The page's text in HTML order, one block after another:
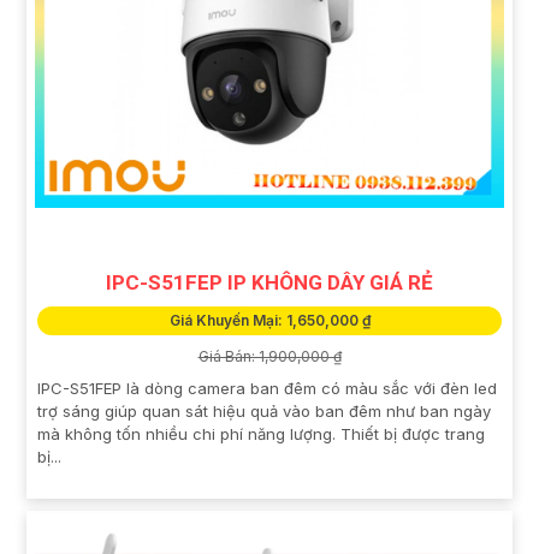
IPC-S51FEP IP KHÔNG DÂY GIÁ RẺ
Giá Khuyến Mại: 1,650,000 ₫
Giá Bán: 1,900,000 ₫
IPC-S51FEP là dòng camera ban đêm có màu sắc với đèn led
trợ sáng giúp quan sát hiệu quả vào ban đêm như ban ngày
mà không tốn nhiều chi phí năng lượng. Thiết bị được trang
bị...